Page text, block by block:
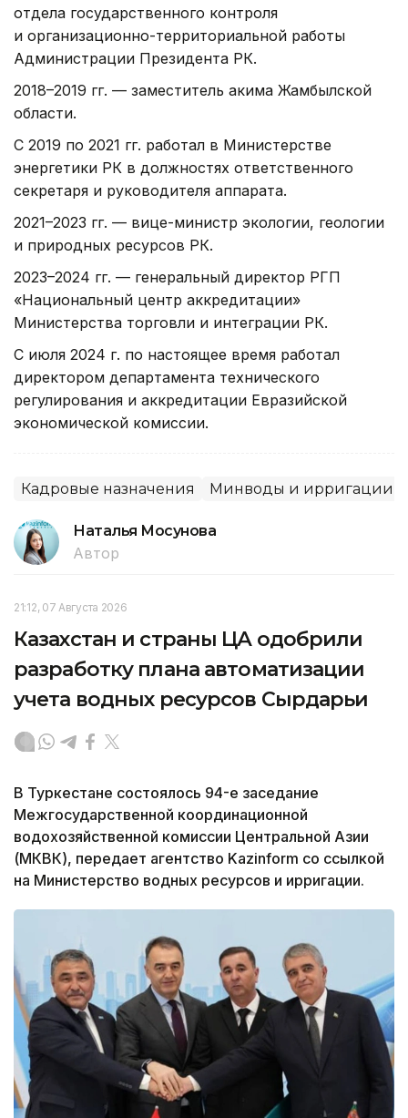
отдела государственного контроля
и организационно-территориальной работы
Администрации Президента РК.
2018–2019 гг. — заместитель акима Жамбылской
области.
С 2019 по 2021 гг. работал в Министерстве
энергетики РК в должностях ответственного
секретаря и руководителя аппарата.
2021–2023 гг. — вице-министр экологии, геологии
и природных ресурсов РК.
2023–2024 гг. — генеральный директор РГП
«Национальный центр аккредитации»
Министерства торговли и интеграции РК.
С июля 2024 г. по настоящее время работал
директором департамента технического
регулирования и аккредитации Евразийской
экономической комиссии.
Кадровые назначения Минводы и ирригации
Наталья Мосунова
Автор
21:12, 07 Августа 2026
Казахстан и страны ЦА одобрили
разработку плана автоматизации
учета водных ресурсов Сырдарьи
В Туркестане состоялось 94-е заседание
Межгосударственной координационной
водохозяйственной комиссии Центральной Азии
(МКВК), передает агентство Kazinform со ссылкой
на Министерство водных ресурсов и ирригации.